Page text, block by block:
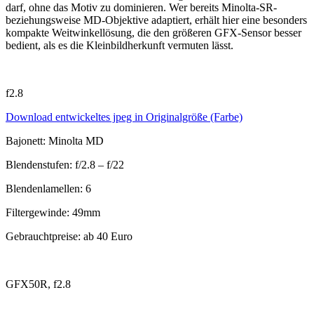
darf, ohne das Motiv zu dominieren. Wer bereits Minolta-SR-
beziehungsweise MD-Objektive adaptiert, erhält hier eine besonders
kompakte Weitwinkellösung, die den größeren GFX-Sensor besser
bedient, als es die Kleinbildherkunft vermuten lässt.
f2.8
Download entwickeltes jpeg in Originalgröße (Farbe)
Bajonett: Minolta MD
Blendenstufen: f/2.8 – f/22
Blendenlamellen: 6
Filtergewinde: 49mm
Gebrauchtpreise: ab 40 Euro
GFX50R, f2.8